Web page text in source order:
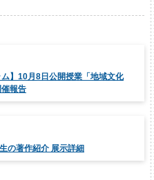
】10月8日公開授業「地域文化
報告
の著作紹介 展示詳細